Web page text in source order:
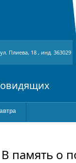
Плиева, 18 , инд. 363029
В память о